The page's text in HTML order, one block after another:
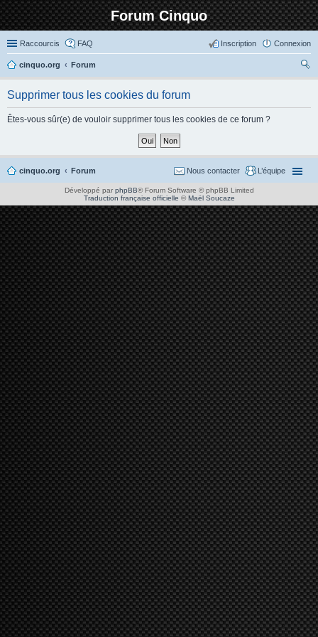
Forum Cinquo
Raccourcis FAQ Connexion
Inscription
cinquo.org
Forum
Supprimer tous les cookies du forum
Êtes-vous sûr(e) de vouloir supprimer tous les cookies de ce forum ?
cinquo.org Forum L’équipe
Nous contacter
Développé par phpBB® Forum Software © phpBB Limited
Traduction française officielle ©Maël Soucaze